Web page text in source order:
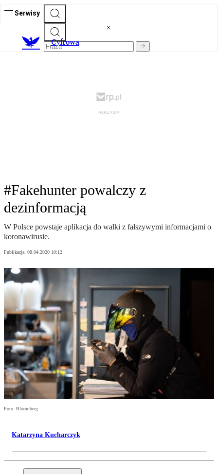
Serwisy
Cyfrowa
#Fakehunter powalczy z
dezinformacją
W Polsce powstaje aplikacja do walki z fałszywymi informacjami o
koronawirusie.
Publikacja: 08.04.2020 10:12
Foto: Bloomberg
Katarzyna Kucharczyk